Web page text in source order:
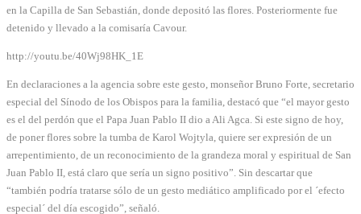
en la Capilla de San Sebastián, donde depositó las flores. Posteriormente fue
detenido y llevado a la comisaría Cavour.
http://youtu.be/40Wj98HK_1E
En declaraciones a la agencia sobre este gesto, monseñor Bruno Forte, secretario
especial del Sínodo de los Obispos para la familia, destacó que “el mayor gesto
es el del perdón que el Papa Juan Pablo II dio a Ali Agca. Si este signo de hoy,
de poner flores sobre la tumba de Karol Wojtyla, quiere ser expresión de un
arrepentimiento, de un reconocimiento de la grandeza moral y espiritual de San
Juan Pablo II, está claro que sería un signo positivo”. Sin descartar que
“también podría tratarse sólo de un gesto mediático amplificado por el ´efecto
especial´ del día escogido”, señaló.